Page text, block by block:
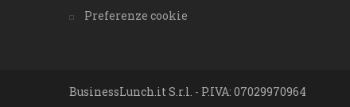
Preferenze cookie
BusinessLunch.it S.r.l. - P.IVA: 07029970964